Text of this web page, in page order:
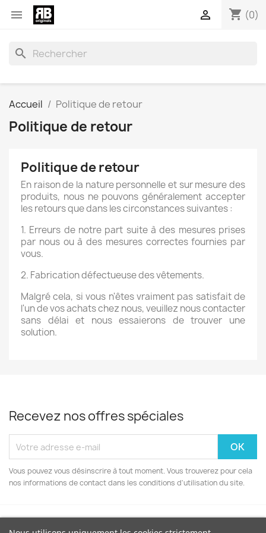
 shopping_cart (0)

search
Accueil Politique de retour
Politique de retour
Politique de retour
En raison de la nature personnelle et sur mesure des
produits, nous ne pouvons généralement accepter
les retours que dans les circonstances suivantes :
1. Erreurs de notre part suite à des mesures prises
par nous ou à des mesures correctes fournies par
vous.
2. Fabrication défectueuse des vêtements.
Malgré cela, si vous n'êtes vraiment pas satisfait de
l'un de vos achats chez nous, veuillez nous contacter
sans délai et nous essaierons de trouver une
solution.
Recevez nos offres spéciales
Vous pouvez vous désinscrire à tout moment. Vous trouverez pour cela
nos informations de contact dans les conditions d'utilisation du site.